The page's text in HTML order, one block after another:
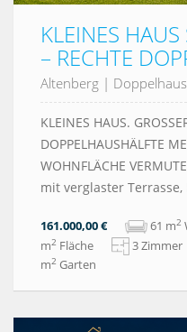
KLEINES
– RECHTE
Altenberg |
KLEINES HAUS.
DOPPELHAUSHÄLFTE
WOHNFLÄCHE
mit verglaster
161.000,00 € 61 m2
m2 Fläche 3 Zimmer
m2 Garten